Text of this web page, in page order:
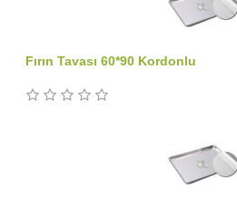
Fırın Tavası 60*90 Kordonlu